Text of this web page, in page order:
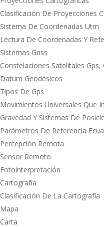
Clasificación De Proyecciones
Sistema De Coordenadas Utm
Lectura De Coordenadas Y
Sistemas Gnss
Constelaciones Satelitales
Datum Geodésicos
Tipos De Gps
Movimientos Universales Que
Gravedad Y Sistemas De
Parámetros De Referencia
Percepción Remota
Sensor Remoto
Fotointerpretación
Cartografía
Clasificación De La Cartografía
Mapa
Carta